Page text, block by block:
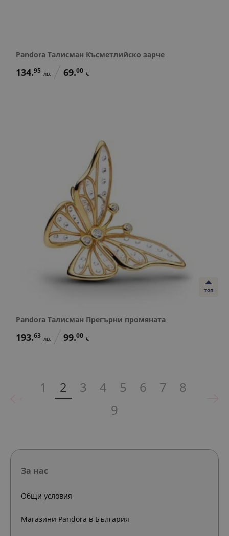
Pandora Талисман Късметлийско зарче
134.95 лв. 69.00 €
Pandora Талисман Прегърни промяната
193.63 лв. 99.00 €
1 2 3 4 5 6 7
8
9
топ
За нас
Общи условия
Магазини Pandora в България